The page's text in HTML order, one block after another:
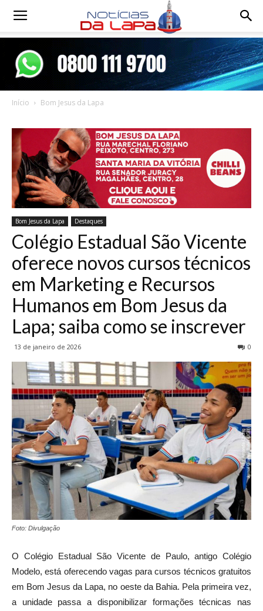
Notícias
Início Bom Jesus da Lapa
Bom Jesus da Lapa Destaques
Colégio Estadual São Vicente
oferece novos cursos técnicos
em Marketing e Recursos
Humanos em Bom Jesus da
Lapa; saiba como se inscrever
13 de janeiro de 2026 0
Foto: Divulgação
O Colégio Estadual São Vicente de Paulo, antigo Colégio
Modelo, está oferecendo vagas para cursos técnicos gratuitos
em Bom Jesus da Lapa, no oeste da Bahia. Pela primeira vez,
a unidade passa a disponibilizar formações técnicas nas